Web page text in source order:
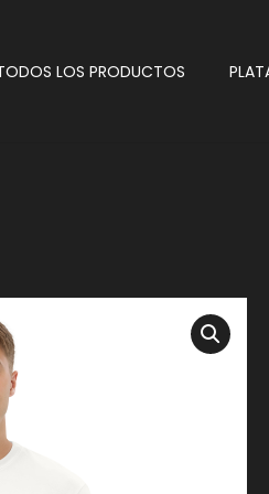
LOS PRODUCTOS